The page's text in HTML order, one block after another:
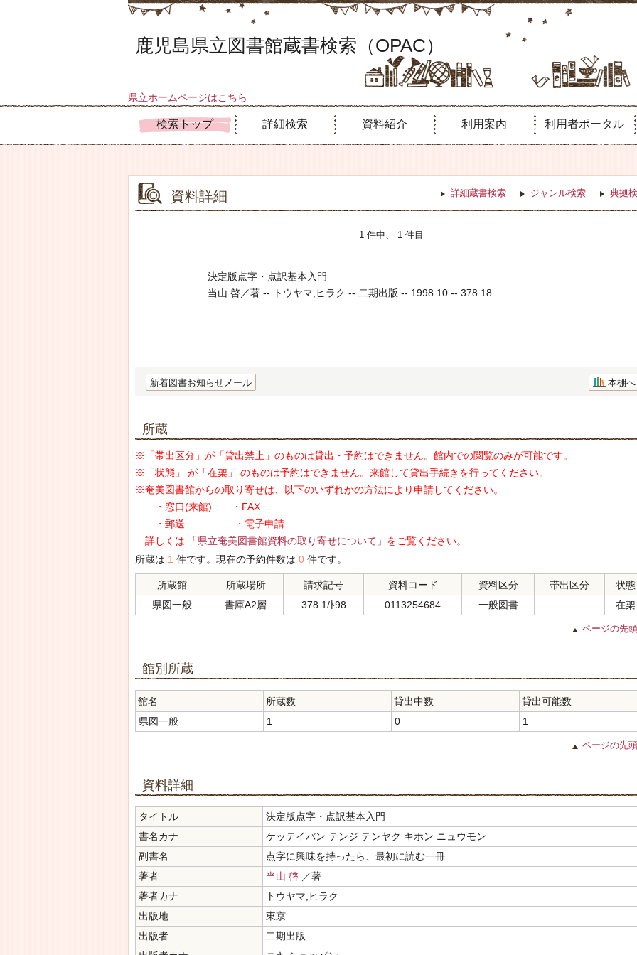
鹿児島県立図書館蔵書検索（OPAC）
県立ホームページはこちら
検索トップ 詳細検索 資料紹介 利用案内 利用者ポータル
資料詳細 詳細蔵書検索 ジャンル検索 典拠
1 件中、 1 件目
決定版点字・点訳基本入門
当山 啓／著 -- トウヤマ,ヒラク -- 二期出版 -- 1998.10 -- 378.18
新着図書お知らせメール 本棚へ
所蔵
※「帯出区分」が「貸出禁止」のものは貸出・予約はできません。館内での閲覧のみが可能です。
※「状態」 が「在架」 のものは予約はできません。来館して貸出手続きを行ってください。
※奄美図書館からの取り寄せは、以下のいずれかの方法により申請してください。
・窓口(来館) ・FAX
・郵送 ・電子申請
詳しくは
「県立奄美図書館資料の取り寄せについて」 をご覧ください。
所蔵は 1 件です。現在の予約件数は 0 件です。
所蔵館 所蔵場所 請求記号 資料コード 資料区分 帯出区分
状態
県図一般
書庫A2層 378.1/ﾄ98 0113254684 一般図書 在架
ページの先
館別所蔵
館名 所蔵数 貸出中数
貸出可能数
県図一般
1 0 1
ページの先
資料詳細
タイトル
決定版点字・点訳基本入門
書名カナ
ケッテイバン テンジ テンヤク キホン ニュウモン
副書名
点字に興味を持ったら、最初に読む一冊
著者
当山 啓 ／著
著者カナ
トウヤマ,ヒラク
出版地
東京
出版者
二期出版